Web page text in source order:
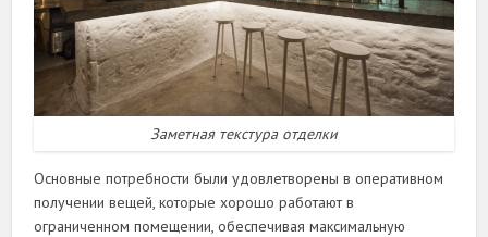
Заметная текстура отделки
Основные потребности были удовлетворены в оперативном
получении вещей, которые хорошо работают в
ограниченном помещении, обеспечивая максимальную